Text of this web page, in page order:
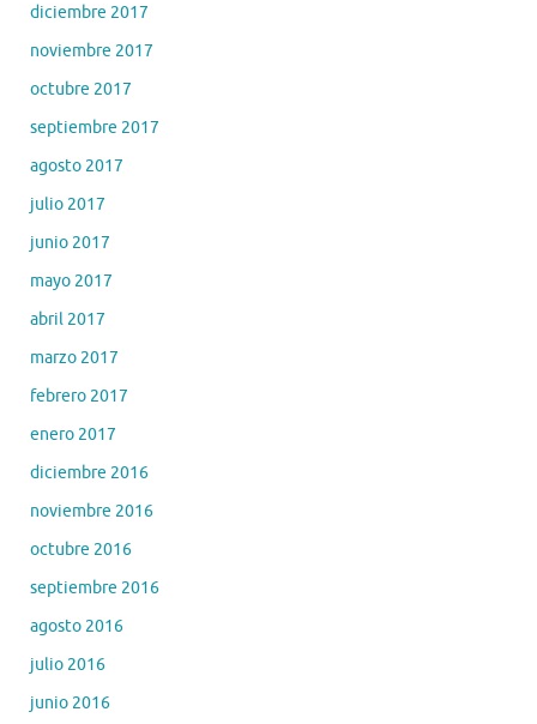
diciembre 2017
noviembre 2017
octubre 2017
septiembre 2017
agosto 2017
julio 2017
junio 2017
mayo 2017
abril 2017
marzo 2017
febrero 2017
enero 2017
diciembre 2016
noviembre 2016
octubre 2016
septiembre 2016
agosto 2016
julio 2016
junio 2016